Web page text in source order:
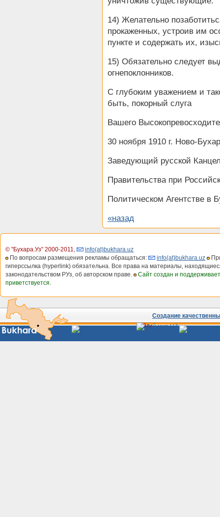
14) Желательно
прокаженных, устроив им
пункте и содержать их,
15) Обязательно следует
огнепоклонников.
С глубоким уважением и
быть, покорный слуга
Вашего
30 ноября 1910 г. Ново-
Заведующий русской
Правительства при
Политическом Агентстве в
«назад
© "Бухара.Уз" 2000-2011,
info(at)bukhara.uz
По вопросам размещения рекламы обращаться:
info(at)bukhara.uz
гиперссылка (hyperlink) обязательна. Все права на материалы,
законодательством РУз, об авторском праве.
Сайт создан и
приветствуется.
Создание
Сайты
Узбекистана